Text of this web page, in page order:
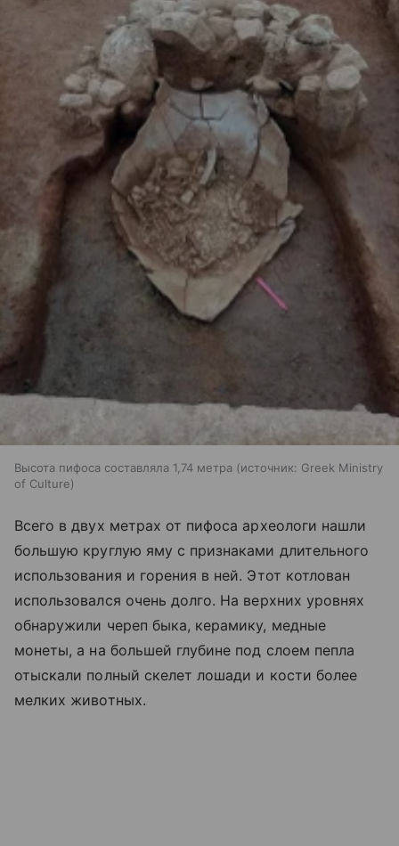
Высота пифоса составляла 1,74 метра источник: Greek Ministry
of Culture
Всего в двух метрах от пифоса археологи нашли
большую круглую яму с признаками длительного
использования и горения в ней. Этот котлован
использовался очень долго. На верхних уровнях
обнаружили череп быка, керамику, медные
монеты, а на большей глубине под слоем пепла
отыскали полный скелет лошади и кости более
мелких животных.